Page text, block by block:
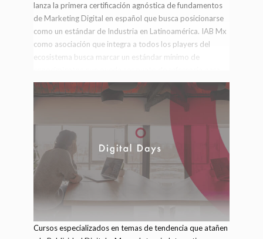
lanza la primera certificación agnóstica de fundamentos
de Marketing Digital en español que busca posicionarse
como un estándar de Industria en Latinoamérica. IAB Mx
como asociación que integra a todos los players del
ecosistema busca marcar un estándar mínimo de
toda la industria. Registro, pago y aplicación
directamente en la plataforma de certificaciones:
Solicita más información para
Socios IAB Mx y paquetes para equipos de más de 15
personas. Fecha:
Contacto:
montserrat.hernandez@iabmexico.com
Cursos especializados en temas de tendencia que atañen